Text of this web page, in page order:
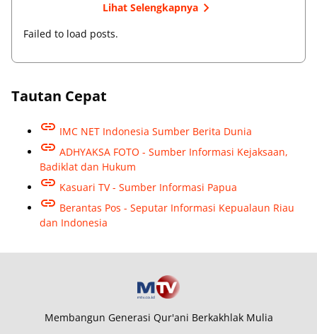
Lihat Selengkapnya
Failed to load posts.
Tautan Cepat
IMC NET Indonesia Sumber Berita Dunia
ADHYAKSA FOTO - Sumber Informasi Kejaksaan,
Badiklat dan Hukum
Kasuari TV - Sumber Informasi Papua
Berantas Pos - Seputar Informasi Kepualaun Riau
dan Indonesia
Membangun Generasi Qur'ani Berkakhlak Mulia